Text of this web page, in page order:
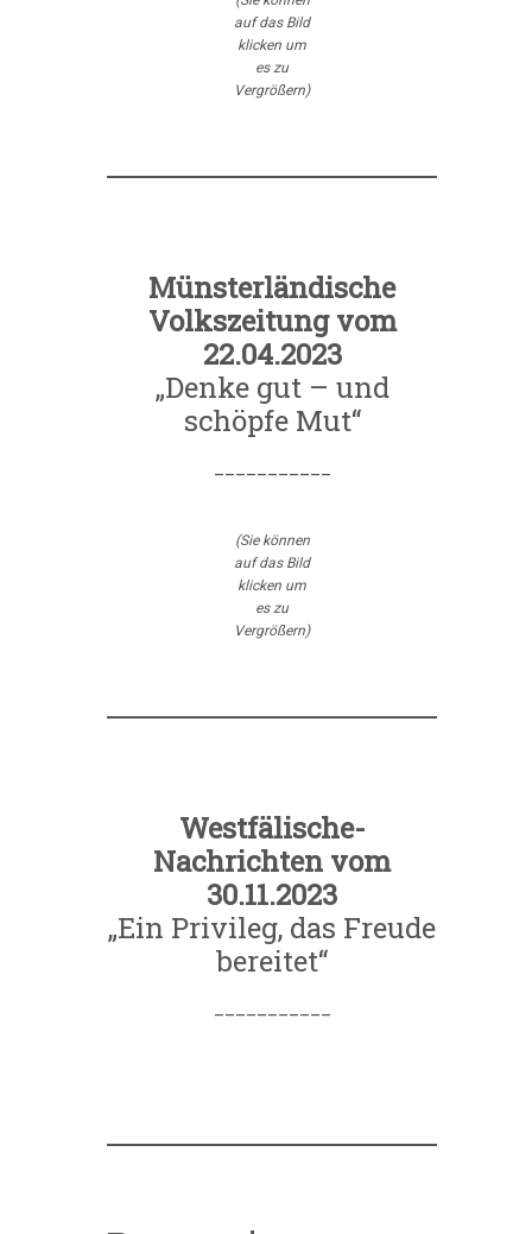
auf das Bild
klicken um
es zu
Vergrößern)
Münsterländische
Volkszeitung vom
22.04.2023
„Denke gut – und
schöpfe Mut“
(Sie können
auf das Bild
klicken um
es zu
Vergrößern)
Westfälische-
Nachrichten vom
30.11.2023
„Ein Privileg, das Freude
bereitet“